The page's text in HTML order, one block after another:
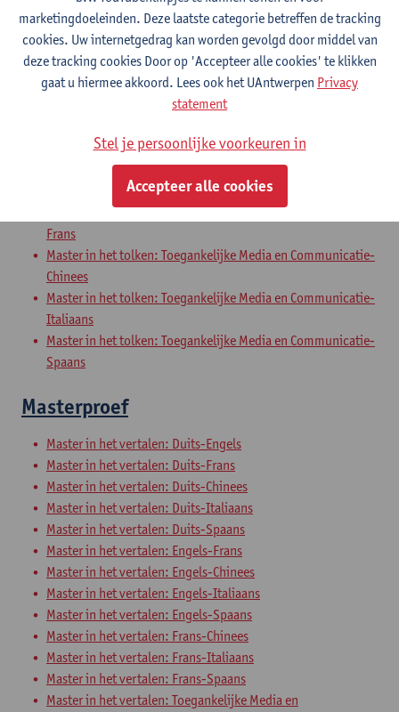
Master in het tolken: Frans-Italiaans
Master in het tolken: Frans-Spaans
Master in het tolken: Duits-Chinees
Master in het tolken: Engels-Chinees
Master in het tolken: Frans-Chinees
Master in het tolken: Toegankelijke Media en Communicatie-
Master in het tolken: Toegankelijke Media en Communicatie-
Frans
Master in het tolken: Toegankelijke Media en Communicatie-
Chinees
Master in het tolken: Toegankelijke Media en Communicatie-
Italiaans
Master in het tolken: Toegankelijke Media en Communicatie-
Spaans
Masterproef
Master in het vertalen: Duits-Engels
Master in het vertalen: Duits-Frans
Master in het vertalen: Duits-Chinees
Master in het vertalen: Duits-Italiaans
Master in het vertalen: Duits-Spaans
Master in het vertalen: Engels-Frans
Master in het vertalen: Engels-Chinees
Master in het vertalen: Engels-Italiaans
Master in het vertalen: Engels-Spaans
Master in het vertalen: Frans-Chinees
Master in het vertalen: Frans-Italiaans
Master in het vertalen: Frans-Spaans
Master in het vertalen: Toegankelijke Media en
marketingdoeleinden. Deze laatste categorie betreffen de tracking
cookies. Uw internetgedrag kan worden gevolgd door middel van
deze tracking cookies Door op 'Accepteer alle cookies' te klikken
gaat u hiermee akkoord. Lees ook het UAntwerpen Privacy
statement
Stel je persoonlijke voorkeuren in
Accepteer alle cookies